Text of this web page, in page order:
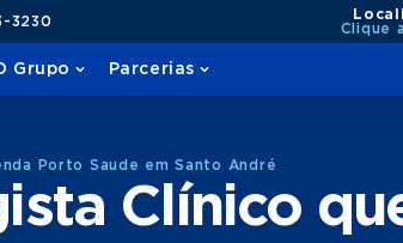
3230
Clique
Grupo Parcerias
Porto Saude em Santo André
Clínico